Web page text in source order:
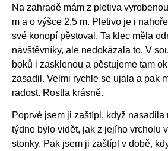
Na zahradě mám z pletiva
m a o výšce 2,5 m. Pletivo je i
své konopí pěstoval. Ta klec měla
návštěvníky, ale nedokázala to. V
boků i zasklenou a pěstujeme tam
zasadil. Velmi rychle se ujala a pak
radost. Rostla krásně.
Poprvé jsem ji zaštípl, když nasadila
týdne bylo vidět, jak z jejího vrcholu
stonky. Pak jsem ji zaštípl v době,